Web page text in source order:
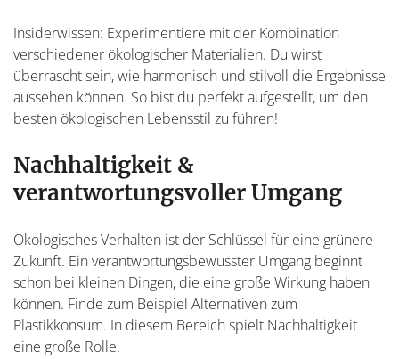
Insiderwissen: Experimentiere mit der Kombination
verschiedener ökologischer Materialien. Du wirst
überrascht sein, wie harmonisch und stilvoll die Ergebnisse
aussehen können. So bist du perfekt aufgestellt, um den
besten ökologischen Lebensstil zu führen!
Nachhaltigkeit &
verantwortungsvoller Umgang
Ökologisches Verhalten ist der Schlüssel für eine grünere
Zukunft. Ein verantwortungsbewusster Umgang beginnt
schon bei kleinen Dingen, die eine große Wirkung haben
können. Finde zum Beispiel Alternativen zum
Plastikkonsum. In diesem Bereich spielt Nachhaltigkeit
eine große Rolle.